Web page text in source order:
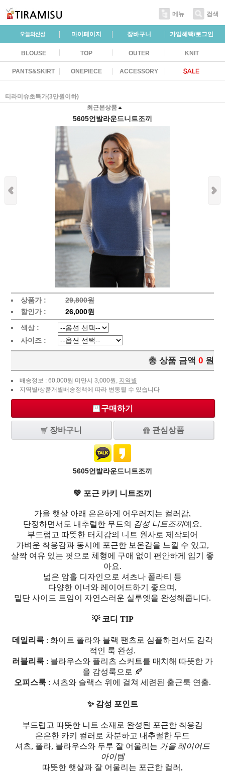
메뉴 검색
마이페이지 장바구니 가입혜택/로그인
BLOUSE TOP OUTER KNIT
PANTS&SKIRT ONEPIECE ACCESSORY
티라미슈초특가(3만원이하)
최근본상품
5605언발라운드니트조끼
상품가 :
29,800원
할인가 :
26,000원
색상 :
사이즈 :
총 상품 금액 0 원
배송정보 : 60,000원 미만시 3,000원, 지역별
지역별/상품개별배송정책에 따라 변동될 수 있습니다
구매하기
장바구니 관심상품
5605언발라운드니트조끼
💚 포근 카키 니트조끼
가을 햇살 아래 은은하게 어우러지는 컬러감,
단정하면서도 내추럴한 무드의 감성 니트조끼예요.
부드럽고 따뜻한 터치감의 니트 원사로 제작되어
가벼운 착용감과 동시에 포근한 보온감을 느낄 수 있고,
살짝 여유 있는 핏으로 체형에 구애 없이 편안하게 입기 좋
아요.
넓은 암홀 디자인으로 셔츠나 폴라티 등
다양한 이너와 레이어드하기 좋으며,
밑단 사이드 트임이 자연스러운 실루엣을 완성해줍니다.
💡 코디 TIP
데일리룩 : 화이트 폴라와 블랙 팬츠로 심플하면서도 감각
적인 룩 완성.
러블리룩 : 블라우스와 플리츠 스커트를 매치해 따뜻한 가
을 감성룩으로 🍂
오피스룩 : 셔츠와 슬랙스 위에 걸쳐 세련된 출근룩 연출.
✨ 감성 포인트
부드럽고 따뜻한 니트 소재로 완성된 포근한 착용감
은은한 카키 컬러로 차분하고 내추럴한 무드
셔츠, 폴라, 블라우스와 두루 잘 어울리는 가을 레이어드
아이템
따뜻한 햇살과 잘 어울리는 포근한 컬러,